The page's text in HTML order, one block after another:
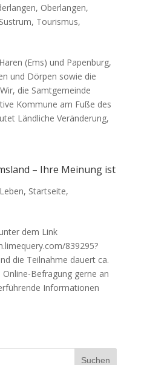
, Oberlangen,
Sustrum, Tourismus,
(Ems) und Papenburg,
und Dörpen sowie die
die Samtgemeinde
Kommune am Fuße des
Ländliche Veränderung,
– Ihre Meinung ist
, Startseite,
unter dem Link
839295?
Teilnahme dauert ca.
Befragung gerne an
Informationen